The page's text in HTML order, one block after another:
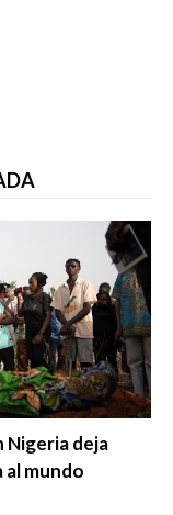
Nigeria deja
mundo